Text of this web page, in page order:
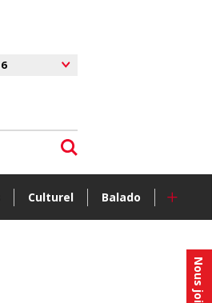
Culturel Balado +